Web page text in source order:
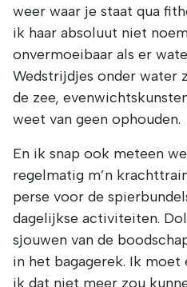
weer waar je staat qua
ik haar absoluut niet
onvermoeibaar als er
Wedstrijdjes onder water
de zee,
weet van geen ophouden.
En ik snap ook meteen
regelmatig m’n
perse voor de
dagelijkse activiteiten.
sjouwen van de
in het bagagerek. Ik moet
ik dat niet meer zou